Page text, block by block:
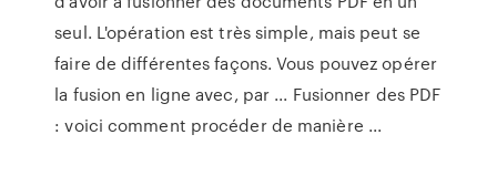
seul. L'opération est très simple, mais peut se
faire de différentes façons. Vous pouvez opérer
la fusion en ligne avec, par ... Fusionner des PDF
: voici comment procéder de manière ...